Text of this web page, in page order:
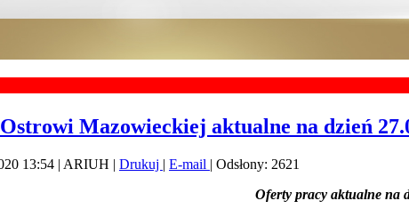
Mazowieckiej aktualne na dzień
13:54 | ARIUH | Drukuj | E-mail | Odsłony: 2621
Oferty pracy aktualne na